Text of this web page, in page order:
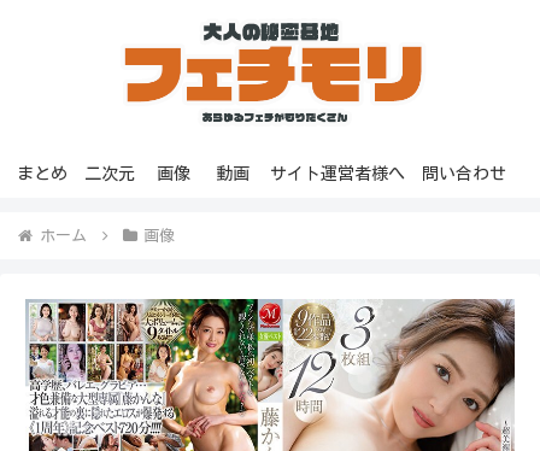
まとめ 二次元 画像 動画 サイト運営者様へ 問い合わせ
ホーム 画像